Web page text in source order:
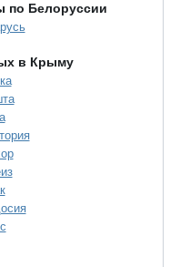
по Белоруссии
в Крыму